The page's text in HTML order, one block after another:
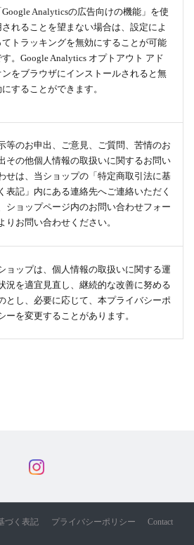
Google Analyticsの広告向けの機能」を使
されることを望まない場合は、設定によ
てトラッキングを無効にすることが可能
す。Google Analytics オプトアウト アド
ンをブラウザにインストールされると無
にすることができます。
等のお申出、ご意見、ご質問、苦情のお
その他個人情報の取扱いに関するお問い
せは、当ショップの「特定商取引法に基
表記」内にある連絡先へご連絡いただく
ショップページ内のお問い合わせフォー
りお問い合わせください。
ョップは、個人情報の取扱いに関する運
況を適宜見直し、継続的な改善に努める
とし、必要に応じて、本プライバシーポ
ーを変更することがあります。
づく表記 プライバシーポリシー Contact